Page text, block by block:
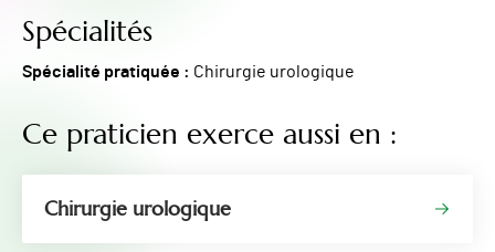
Spécialités
Spécialité pratiquée : Chirurgie urologique
Ce praticien exerce aussi en :
Chirurgie urologique